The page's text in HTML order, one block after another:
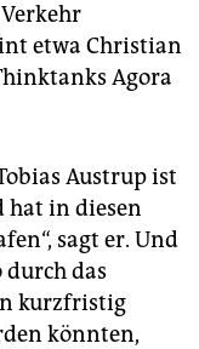
etwa Christian
Agora
Austrup ist
hat in diesen
sagt er. Und
durch das
kurzfristig
könnten,